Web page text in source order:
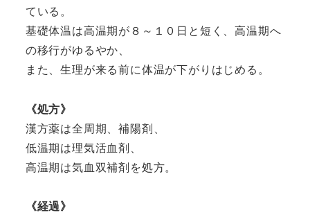
ている。
基礎体温は高温期が８～１０日と短く、高温期へ
の移行がゆるやか、
また、生理が来る前に体温が下がりはじめる。
《処方》
漢方薬は全周期、補陽剤、
低温期は理気活血剤、
高温期は気血双補剤を処方。
《経過》